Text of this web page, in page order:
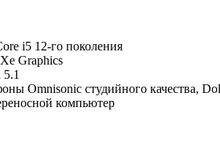
i5 12-го поколения
Graphics
Omnisonic студийного качества,
компьютер